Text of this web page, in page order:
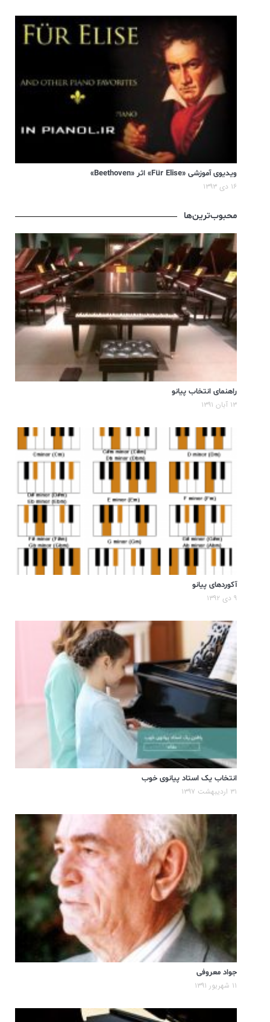
ویدیوی آموزشی «Für Elise» اثر «Beethoven»
۱۶ دی ۱۳۹۳
محبوب‌ترین‌ها
راهنمای انتخاب پیانو
۱۳ آبان ۱۳۹۱
آکوردهای پیانو
۹ دی ۱۳۹۲
انتخاب یک استاد پیانوی خوب
۳۱ اردیبهشت ۱۳۹۷
جواد معروفی
۱۱ شهریور ۱۳۹۱